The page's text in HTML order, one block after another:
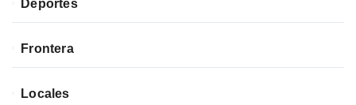
Deportes
Frontera
Locales